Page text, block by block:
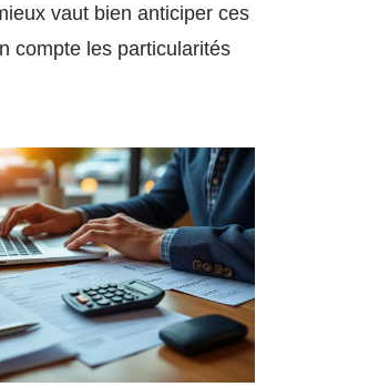
vaut bien anticiper ces
compte les particularités